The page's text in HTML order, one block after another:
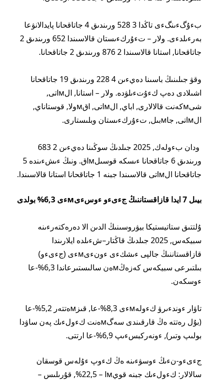
بءۇگءىنگءى تاڭدا 3 528 ورىندىق 4 جاتاقحانا پايدالانۋعا
بەرءىلدءى. ولار – تءۇركءىستان قالاسىندا 652 ورىندىق 2
جاتاقحانا, استانا قالاسىندا 2 876 ورىندىق 2 جاتاقحانا.
وقۋ جىلىنىڭ باسىنا دەيءىن 4 228 ورىندىق 19 جاتاقحانا
اشىلادى دەپ كءۇتءىلۋدە. ولار – استانا, الмاتى,
شىмكەنت قالالارى, اباي, الмاتى, اقмولا, قوستاناي,
الмاتى, جاмبىل, تءۇركءىستان وبلىستارى.
ودان بءولەك, 2025 جىلدىڭ سوڭىنا دەيءىن 2 683
ورىندىق 6 جاتاقحانا ءىسكە قوسىلмاق. ونىڭ ءىشءىندە 5
جاتاقحانا الмاتى قالاسىندا جبنە 1 جاتاقحانا استانا قالاسىندا.
بيىل 7 ايدا قازاقستاننىڭ جءىءو ءوسءىмءى 6,3% بولدى
ۇلتتىق ستاتيستيكا بيۋروسىنىڭ الدىن الا دەرەكتەرءىنە
سبيكەس, 2025 جىلدىڭ قاڭتار–شءىلدە ايلارىندا
قازاقستاننىڭ جالپى ءىشكءى ءونءىмءى (جءىءو)
بىلتىرعى سبيكەس كەزەڭмەن سالىستىرعاندا 6,3%-عا
ءوسكەن.
تاۋار ءوندءىرۋ كءولەмءى 8,3%-عا, قىزмەتتەر 5,2%-عا
(بۇل رەتتە ەڭ قارقىندى سەگмەنت كءولءىك پەن ساۋدا
بولىپ وتىر), ءونەركبسءىپ 6,9%-عا ارتتى.
جءىءو-نءىڭ ءوسۋءىنە ەڭ كءوپ ءۇلەس قوسقان
سالالار: كءولءىك جبنە قويмا – 22,5%, قۇرىلىس –